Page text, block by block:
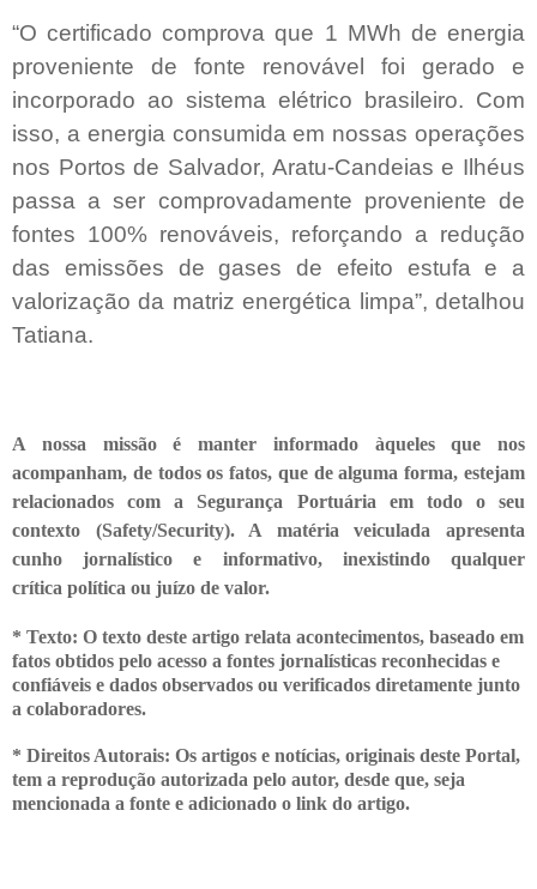
“O certificado comprova que 1 MWh de energia
proveniente de fonte renovável foi gerado e
incorporado ao sistema elétrico brasileiro. Com
isso, a energia consumida em nossas operações
nos Portos de Salvador, Aratu-Candeias e Ilhéus
passa a ser comprovadamente proveniente de
fontes 100% renováveis, reforçando a redução
das emissões de gases de efeito estufa e a
valorização da matriz energética limpa”, detalhou
Tatiana.
A nossa missão é manter informado àqueles que nos
acompanham, de todos os fatos, que de alguma forma, estejam
relacionados com a Segurança Portuária em todo o seu
contexto (Safety/Security). A matéria veiculada apresenta
cunho jornalístico e informativo, inexistindo qualquer
crítica política ou juízo de valor.
* Texto: O texto deste artigo relata acontecimentos, baseado em
fatos obtidos pelo acesso a fontes jornalísticas reconhecidas e
confiáveis e dados observados ou verificados diretamente junto
a colaboradores.
* Direitos Autorais: Os artigos e notícias, originais deste Portal,
tem a reprodução autorizada pelo autor, desde que, seja
mencionada a fonte e adicionado o link do artigo.